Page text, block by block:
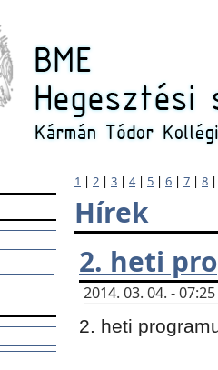
1 | 2 | 3 | 4| 5 | 6 | 7 | 8
Hírek
2. heti
2014. 03. 04. -
2. heti